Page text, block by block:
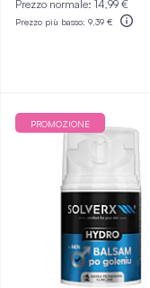
Prezzo normale: 14,99 €
Prezzo più basso: 9,39 €
PROMOZIONE